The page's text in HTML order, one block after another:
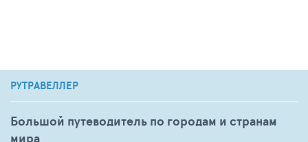
РУТРАВЕЛЛЕР
Большой путеводитель по городам и странам
мира